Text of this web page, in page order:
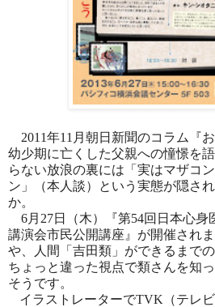
2011年11 月朝日新聞のコラム『
幼少期に亡くした父親への憧憬を
らない放浪の裏には「実はマザコ
ン」（本人談）という実態が隠さ
か。
6月 27日（木）『第54回日本心身
講演会市民公開講座』が開催され
や、人間「吉田類」ができるまで
ちょっと違った視点で類さんを知
そうです。
イラストレーターでTVK （テレ